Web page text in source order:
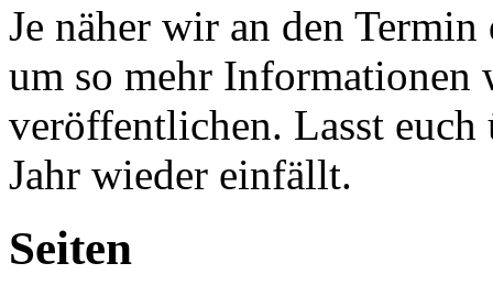
Je näher wir an den
um so mehr Informationen
veröffentlichen. Lasst euch
Jahr wieder einfällt.
Seiten